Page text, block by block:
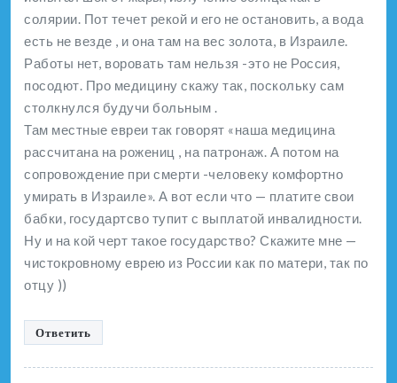
солярии. Пот течет рекой и его не остановить, а вода
есть не везде , и она там на вес золота, в Израиле.
Работы нет, воровать там нельзя -это не Россия,
посодют. Про медицину скажу так, поскольку сам
столкнулся будучи больным .
Там местные евреи так говорят «наша медицина
рассчитана на рожениц , на патронаж. А потом на
сопровождение при смерти -человеку комфортно
умирать в Израиле». А вот если что — платите свои
бабки, государтсво тупит с выплатой инвалидности.
Ну и на кой черт такое государство? Скажите мне —
чистокровному еврею из России как по матери, так по
отцу ))
Ответить